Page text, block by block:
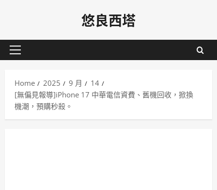
悠良西塔
Primary
Home
2025 9 月
14
[無偏見報導]iPhone 17 中華電信資費、舊機回收，掀換
機潮，預購秒殺。